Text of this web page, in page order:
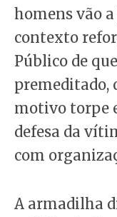
homens vão
contexto
Público de
premeditado,
motivo torpe
defesa da
com
A armadilha